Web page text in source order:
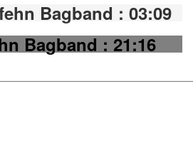
Bagband : 03:09
Bagband : 21:16